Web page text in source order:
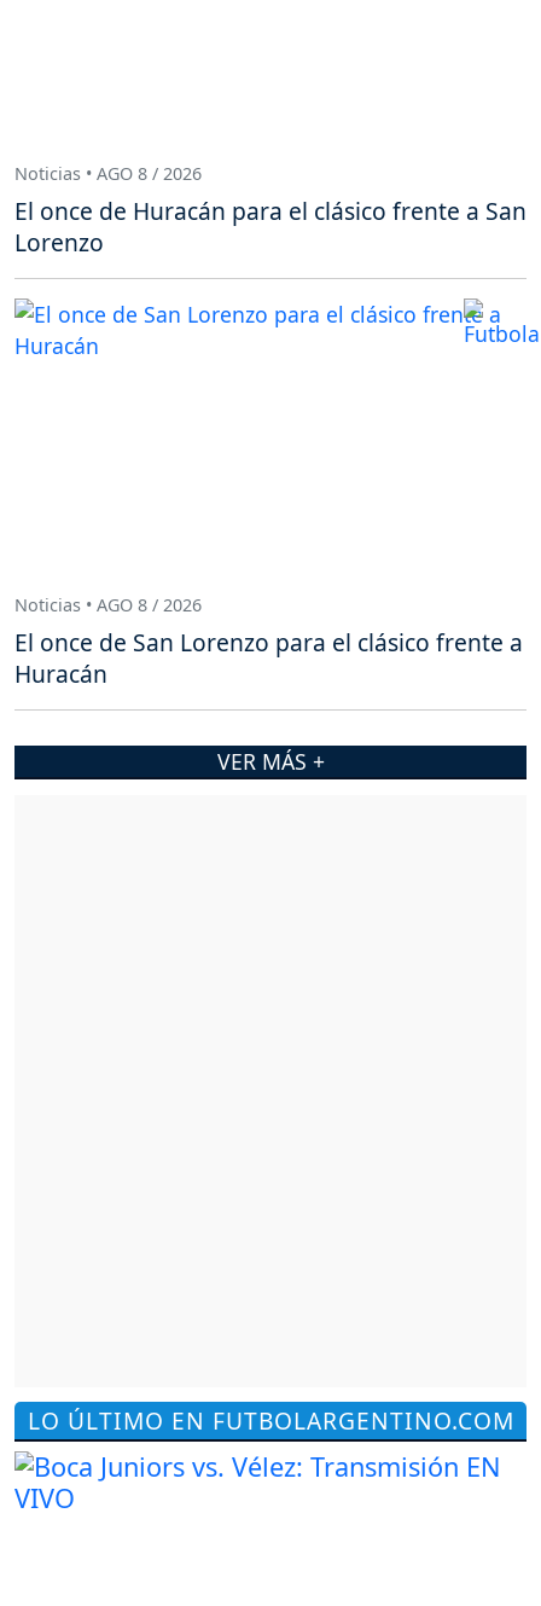
LO ÚLTIMO EN FUTBOLARGENTINO.COM
Noticias • AGO 8 / 2026
El once de Huracán para el clásico frente a San
Lorenzo
Noticias • AGO 8 / 2026
El once de San Lorenzo para el clásico frente a
Huracán
VER MÁS +